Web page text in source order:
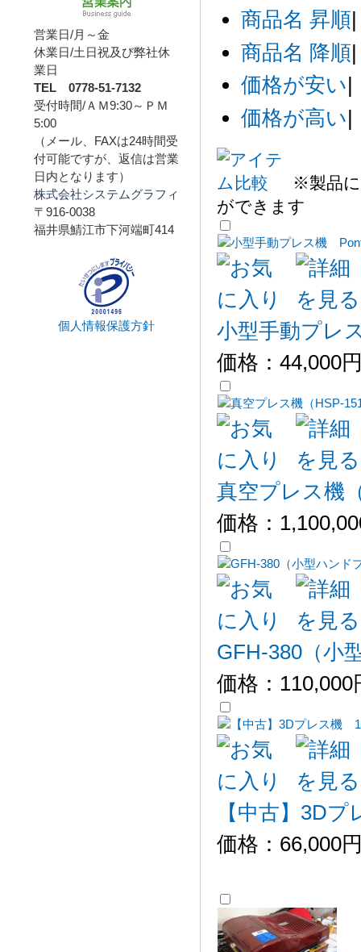
商品名 昇順|
商品名 降順|
価格が安い|
価格が高い|
※製品
ができます
小型手動プレ
価格： 44,000
真空プレス機
価格：
GFH-380（小
価格： 110,000
【中古】3D
価格： 66,000
営業日/月～金
休業日/土日祝及び弊社休
業日
TEL 0778-51-7132
受付時間/ＡＭ9:30～ＰＭ
5:00
（メール、FAXは24時間受
付可能ですが、返信は営業
日内となります）
株式会社システムグラフィ
〒916-0038
福井県鯖江市下河端町414
個人情報保護方針